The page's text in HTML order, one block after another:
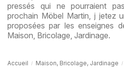
pressés qui ne pourraient
prochain Möbel Martin, j jetez
proposées par les enseignes
Maison, Bricolage, Jardinage.
Accueil Maison, Bricolage, Jardinage